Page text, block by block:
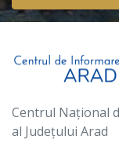
Centrul Național
al Județului Arad